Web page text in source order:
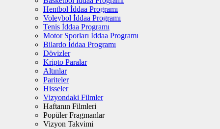
Hentbol İddaa Programı
Voleybol İddaa Programı
Tenis İddaa Programı
Motor Sporları İddaa Programı
Bilardo İddaa Programı
Dövizler
Kripto Paralar
Altınlar
Pariteler
Hisseler
Vizyondaki Filmler
Haftanın Filmleri
Popüler Fragmanlar
Vizyon Takvimi